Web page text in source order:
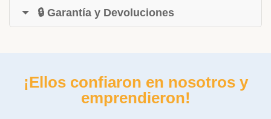
🔒 Garantía y Devoluciones
¡Ellos confiaron en nosotros y
emprendieron!